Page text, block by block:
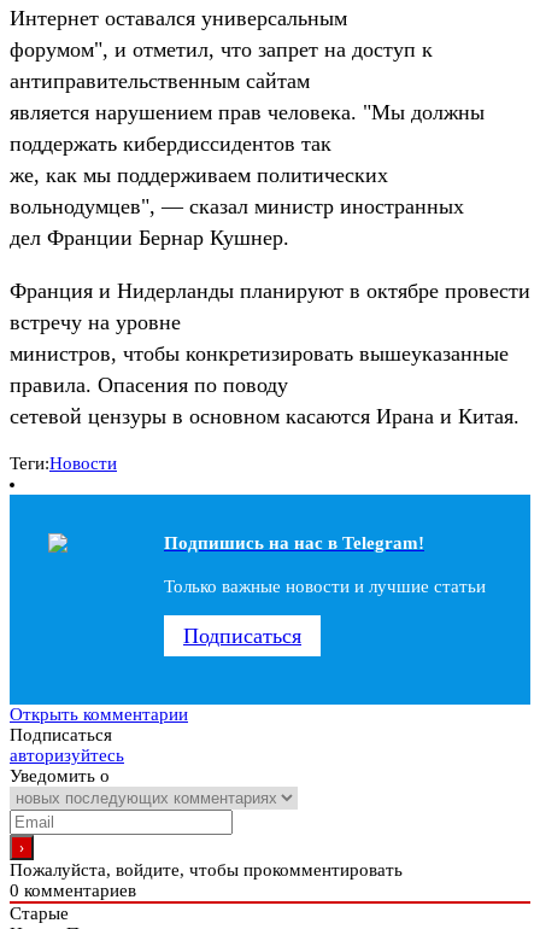
Интернет оставался универсальным
форумом", и отметил, что запрет на доступ к
антиправительственным сайтам
является нарушением прав человека. "Мы должны
поддержать кибердиссидентов так
же, как мы поддерживаем политических
вольнодумцев", — сказал министр иностранных
дел Франции Бернар Кушнер.
Франция и Нидерланды планируют в октябре провести
встречу на уровне
министров, чтобы конкретизировать вышеуказанные
правила. Опасения по поводу
сетевой цензуры в основном касаются Ирана и Китая.
Теги:Новости
Подпишись на наc в Telegram!
Только важные новости и лучшие статьи
Подписаться
Открыть комментарии
Подписаться
авторизуйтесь
Уведомить о
Пожалуйста, войдите, чтобы прокомментировать
0 комментариев
Старые